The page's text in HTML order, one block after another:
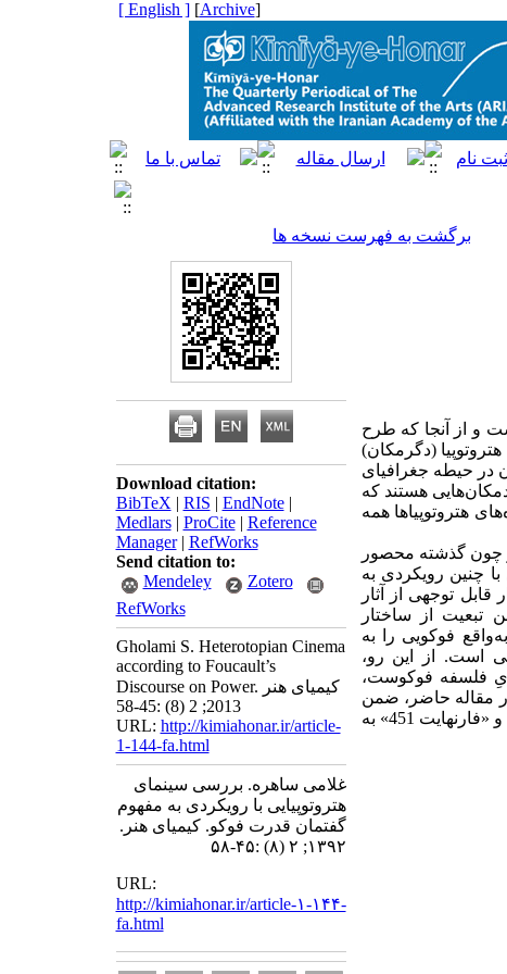
[
Archive
]
[ English ]
برگشت به فهرست نسخه ها
و از آنجا که طرح
(دگرمکان)
در حیطه جغرافیای
هستند که
هتروتوپیاها همه
چون گذشته محصور
چنین رویکردی به
توجهی از آثار
تبعیت از ساختار
فوکویی را به
است. از این رو،
فلسفه فوکوست،
در مقاله حاضر، ضمن
بررسی ویژگی‌های هتروتوپیایی دو اثر مطرحِ سینمایی به‌ نام‌های «پرواز بر فراز آشیانه فاخته» و «فارنهایت 451» به
Download citation:
BibTeX | RIS | EndNote|
Medlars| ProCite| Reference
Manager| RefWorks
Send citation to:
Mendeley
Zotero
RefWorks
Gholami S. Heterotopian Cinema
according to Foucault’s
Discourse on Power. کیمیای هنر
2013; 2 (8) :45-58
URL: http://kimiahonar.ir/article-
1-144-fa.html
غلامی ساهره. بررسی سینمای
هتروتوپیایی با رویکردی به مفهوم
گفتمان قدرت فوکو. کیمیای هنر.
۱۳۹۲; ۲ (۸) :۴۵-۵۸
URL:
http://kimiahonar.ir/article-۱-۱۴۴-
fa.html